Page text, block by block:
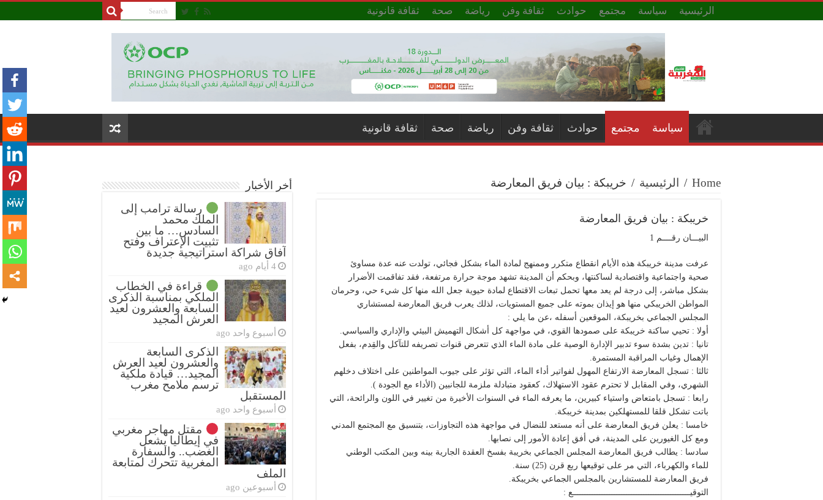
الرئيسية سياسة مجتمع حوادث ثقافة وفن رياضة صحة ثقافة قانونية
سياسة مجتمع حوادث ثقافة وفن رياضة صحة ثقافة قانونية
Home
/ الرئيسية / خريبكة : بيان فريق المعارضة
خريبكة : بيان فريق المعارضة
البيـــان رقــــم 1
عرفت مدينة خريبكة هذه الأيام انقطاع متكرر وممنهج لمادة الماء بشكل فجائي، تولدت عنه عدة مساوئ
صحية واجتماعية واقتصادية لساكنتها، وبحكم أن المدينة تشهد موجة حرارة مرتفعة، فقد تفاقمت الأضرار
بشكل مباشر، إلى درجة لم يعد معها تحمل تبعات الاقتطاع لمادة حيوية جعل الله منها كل شيء حي، وحرمان
المواطن الخريبكي منها هو إيذان بموته على جميع المستويات، لذلك يعرب فريق المعارضة لمستشاري
المجلس الجماعي بخريبكة، الموقعين أسفله ،عن ما يلي :
أولا : تحيي ساكنة خريبكة على صمودها القوي، في مواجهة كل أشكال التهميش البيئي والإداري والسياسي.
تانيا : تدين بشدة سوء تدبير الإدارة الوصية على مادة الماء الذي تتعرض قنوات تصريفه للتآكل والقِدم، بفعل
الإهمال وغياب المراقبة المستمرة.
ثالثا : تسجل المعارضة الارتفاع المهول لفواتير أداء الماء، التي تؤثر على جيوب المواطنين على اختلاف دخلهم
الشهري، وفي المقابل لا تحترم عقود الاستهلاك، كعقود متبادلة ملزمة للجانبين (الأداء مع الجودة ).
رابعا : تسجل بامتعاض واستياء كبيرين، ما يعرفه الماء في السنوات الأخيرة من تغيير في اللون والرائحة، التي
باتت تشكل قلقا للمستهلكين بمدينة خريبكة.
خامسا : يعلن فريق المعارضة على أنه مستعد للنضال في مواجهة هذه التجاوزات، بتنسيق مع المجتمع المدني
ومع كل الغيورين على المدينة، في أفق إعادة الأمور إلى نصابها.
سادسا : يطالب فريق المعارضة المجلس الجماعي بخريبة بفسخ العقدة الجارية بينه وبين المكتب الوطني
للماء والكهرباء، التي مر على توقيعها ربع قرن (25) سنة.
فريق المعارضة للمستشارين بالمجلس الجماعي بخريبكة.
التوقيــــــــــــــــــــــــــــــــــــــــــــــــع :
أخر الأخبار
رسالة ترامب إلى
الملك محمد
السادس… ما بين
تثبيت الإعتراف وفتح
آفاق شراكة استراتيجية جديدة
4 أيام ago
قراءة في الخطاب
الملكي بمناسبة الذكرى
السابعة والعشرون لعيد
العرش المجيد
أسبوع واحد ago
الذكرى السابعة
والعشرون لعيد العرش
المجيد… قيادة ملكية
ترسم ملامح مغرب
المستقبل
أسبوع واحد ago
مقتل مهاجر مغربي
في إيطاليا يشعل
الغضب.. والسفارة
المغربية تتحرك لمتابعة
الملف
أسبوعين ago